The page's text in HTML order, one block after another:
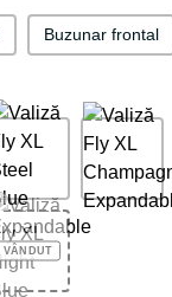
Buzunar frontal